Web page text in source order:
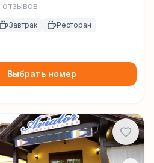
отзывов
Завтрак Ресторан
Выбрать номер